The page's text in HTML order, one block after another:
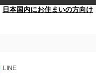
日本国内にお住まいの方向け
LINE